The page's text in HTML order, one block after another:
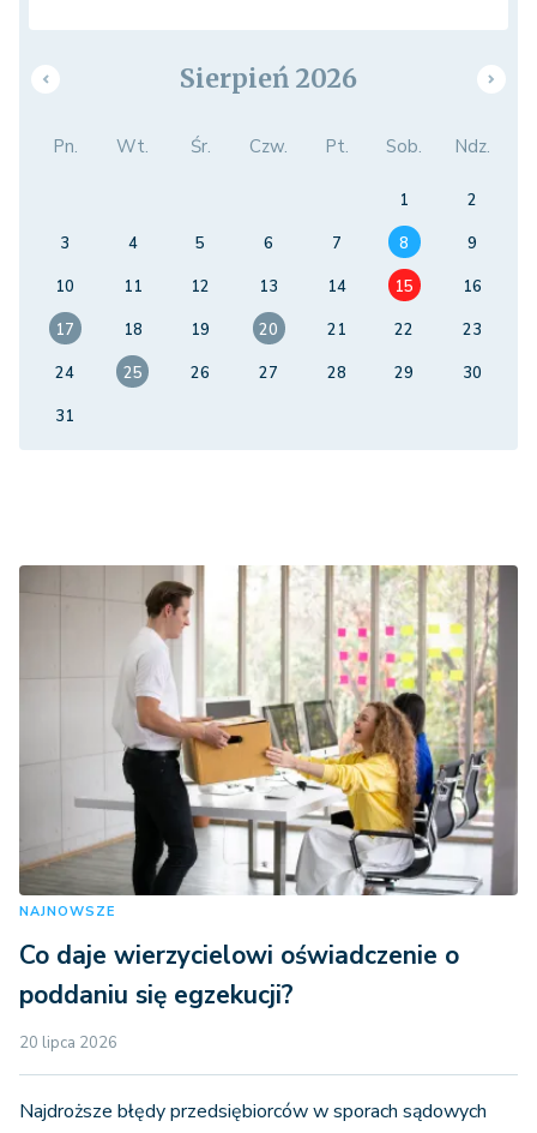
Sierpień 2026
Pn. Wt. Śr. Czw. Pt. Sob. Ndz.
1
2
3
4 5 6 7 8
9
10
11 12 13 14 15
16
17
18 19 20 21 22
23
24
25 26 27 28 29
30
31
NAJNOWSZE
Co daje wierzycielowi oświadczenie o
poddaniu się egzekucji?
20 lipca 2026
Najdroższe błędy przedsiębiorców w sporach sądowych